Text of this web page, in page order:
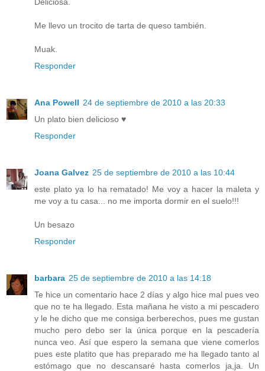
Me llevo un trocito de tarta de queso también.
Muak.
Responder
Ana Powell 24 de septiembre de 2010 a las 20:33
Un plato bien delicioso ♥
Responder
Joana Galvez 25 de septiembre de 2010 a las 10:44
este plato ya lo ha rematado! Me voy a hacer la maleta y
me voy a tu casa... no me importa dormir en el suelo!!!
Un besazo
Responder
barbara 25 de septiembre de 2010 a las 14:18
Te hice un comentario hace 2 días y algo hice mal pues veo
que no te ha llegado. Esta mañana he visto a mi pescadero
y le he dicho que me consiga berberechos, pues me gustan
mucho pero debo ser la única porque en la pescadería
nunca veo. Así que espero la semana que viene comerlos
pues este platito que has preparado me ha llegado tanto al
estómago que no descansaré hasta comerlos ja,ja. Un